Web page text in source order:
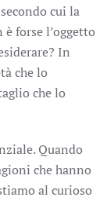
cui la
è forse l’oggetto
In
che lo
che lo
Quando
che hanno
al curioso